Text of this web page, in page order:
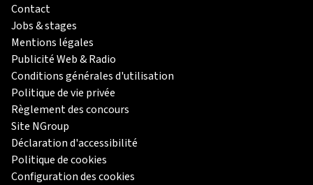
Contact
Jobs & stages
Mentions légales
Publicité Web & Radio
Conditions générales d'utilisation
Politique de vie privée
Règlement des concours
Site NGroup
Déclaration d'accessibilité
Politique de cookies
Configuration des cookies